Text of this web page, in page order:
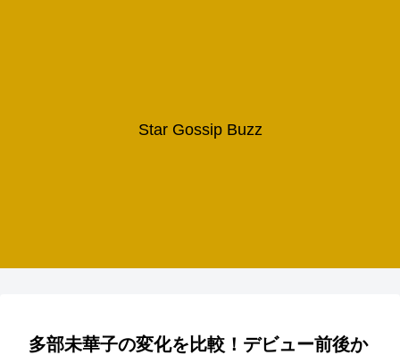
Star Gossip Buzz
多部未華子の変化を比較！デビュー前後か